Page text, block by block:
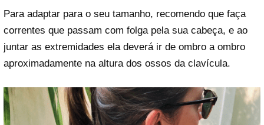
Para adaptar para o seu tamanho, recomendo que faça
correntes que passam com folga pela sua cabeça, e ao
juntar as extremidades ela deverá ir de ombro a ombro
aproximadamente na altura dos ossos da clavícula.